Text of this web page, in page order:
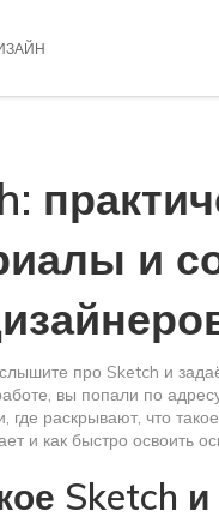
и
про Sketch и
вы попали по
где раскрывают, что
и как быстро освоить
Sketch